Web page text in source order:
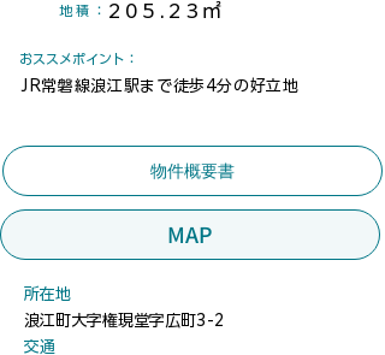
地積 ： 205.23㎡
​おススメポイント：
JR常磐線浪江駅まで徒歩4分の好立地
物件概要書
MAP
​所在地
浪江町大字権現堂字広町3-2
​交通